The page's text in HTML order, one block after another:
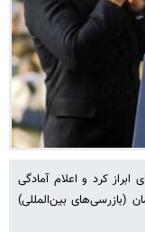
کرد و اعلام آمادگی
(بازرسی‌های بین‌المللی)